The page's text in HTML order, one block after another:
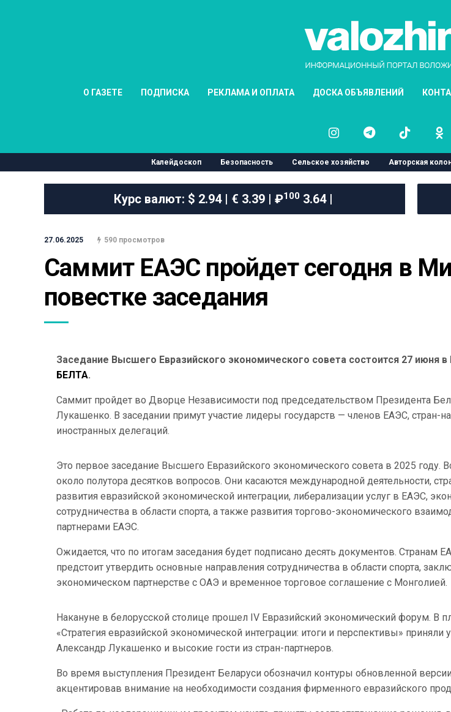
О ГАЗЕТЕ ПОДПИСКА РЕКЛАМА И ОПЛАТА ДОСКА ОБЪЯВЛЕНИЙ
Калейдоскоп Безопасность Сельское хозяйство Авторская
Курс валют: $ 2.94 | € 3.39 | ₽1003.64 |
27.06.2025 590 просмотров
Саммит ЕАЭС пройдет сегодня в
повестке заседания
Заседание Высшего Евразийского экономического совета состоится 27 июня
БЕЛТА.
Саммит пройдет во Дворце Независимости под председательством Президента
Лукашенко. В заседании примут участие лидеры государств — членов ЕАЭС, стран-
иностранных делегаций.
Это первое заседание Высшего Евразийского экономического совета в 2025 году.
около полутора десятков вопросов. Они касаются международной деятельности,
развития евразийской экономической интеграции, либерализации услуг в ЕАЭС,
сотрудничества в области спорта, а также развития торгово-экономического
партнерами ЕАЭС.
Ожидается, что по итогам заседания будет подписано десять документов. Странам
предстоит утвердить основные направления сотрудничества в области спорта,
экономическом партнерстве с ОАЭ и временное торговое соглашение с Монголией.
Накануне в белорусской столице прошел IV Евразийский экономический форум. В
«Стратегия евразийской экономической интеграции: итоги и перспективы» приняли
Александр Лукашенко и высокие гости из стран-партнеров.
Во время выступления Президент Беларуси обозначил контуры обновленной
акцентировав внимание на необходимости создания фирменного евразийского